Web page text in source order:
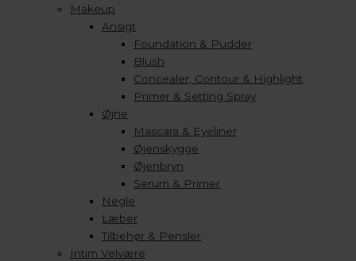
Makeup
Ansigt
Foundation & Pudder
Blush
Concealer, Contour & Highlight
Primer & Setting Spray
Øjne
Mascara & Eyeliner
Øjenskygge
Øjenbryn
Serum & Primer
Negle
Læber
Tilbehør & Pensler
Intim Velvære